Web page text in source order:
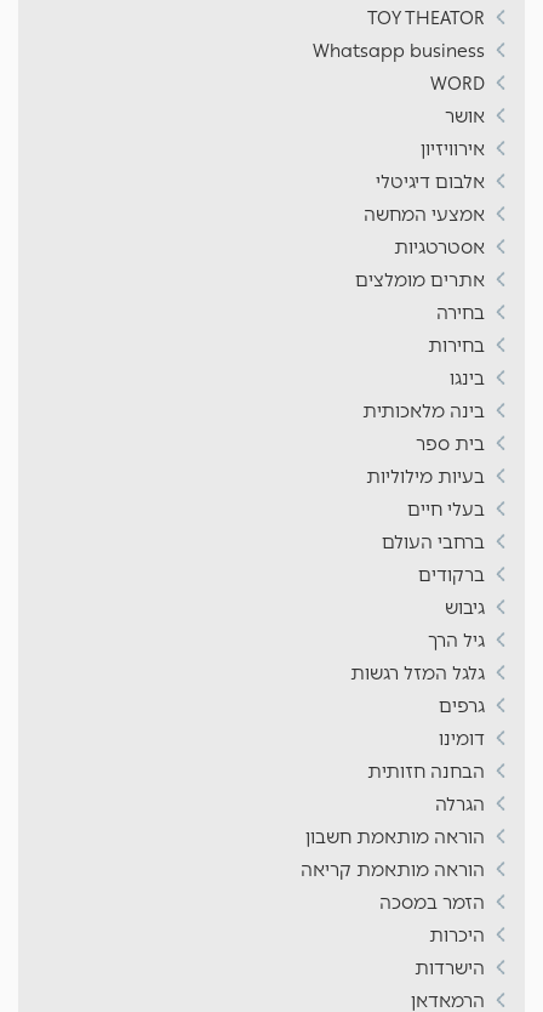
TOY THEATOR
Whatsapp business
WORD
אושר
אירוויזיון
אלבום דיגיטלי
אמצעי המחשה
אסטרטגיות
אתרים מומלצים
בחירה
בחירות
בינגו
בינה מלאכותית
בית ספר
בעיות מילוליות
בעלי חיים
ברחבי העולם
ברקודים
גיבוש
גיל הרך
גלגל המזל רגשות
גרפים
דומינו
הבחנה חזותית
הגרלה
הוראה מותאמת חשבון
הוראה מותאמת קריאה
הזמר במסכה
היכרות
הישרדות
הרמאדאן